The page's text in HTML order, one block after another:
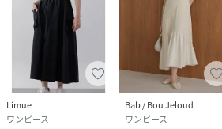
Limue
ワンピース
Bab / Bou Jeloud
ワンピース